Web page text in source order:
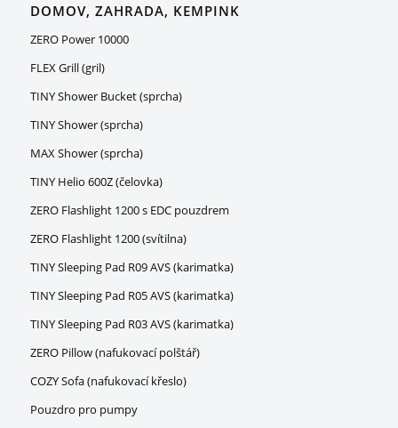
DOMOV, ZAHRADA, KEMPINK
ZERO Power 10000
FLEX Grill (gril)
TINY Shower Bucket (sprcha)
TINY Shower (sprcha)
MAX Shower (sprcha)
TINY Helio 600Z (čelovka)
ZERO Flashlight 1200 s EDC pouzdrem
ZERO Flashlight 1200 (svítilna)
TINY Sleeping Pad R09 AVS (karimatka)
TINY Sleeping Pad R05 AVS (karimatka)
TINY Sleeping Pad R03 AVS (karimatka)
ZERO Pillow (nafukovací polštář)
COZY Sofa (nafukovací křeslo)
Pouzdro pro pumpy